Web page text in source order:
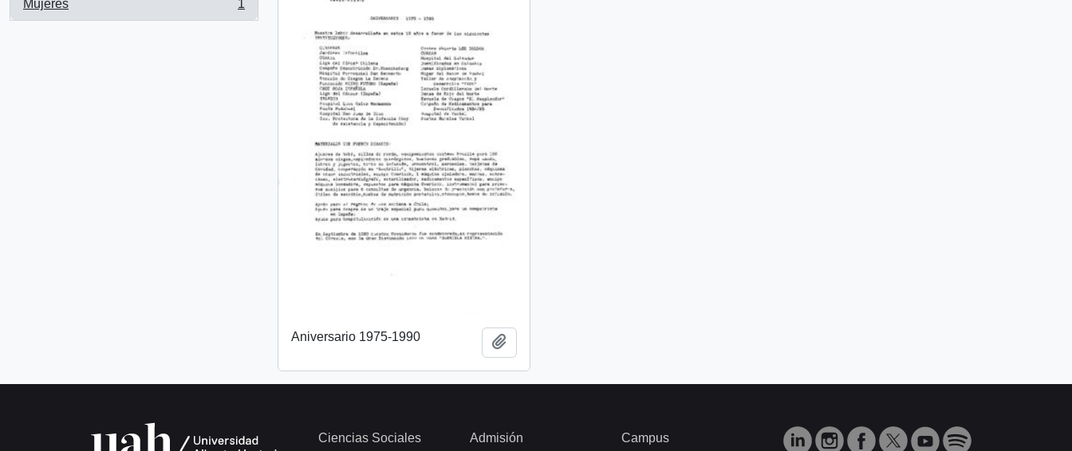
Mujeres
, 1 resultados
1
Aniversario 1975-1990
Ciencias Sociales Admisión Campus